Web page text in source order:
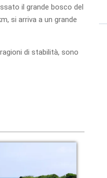
il grande bosco del
si arriva a un grande
di stabilità, sono